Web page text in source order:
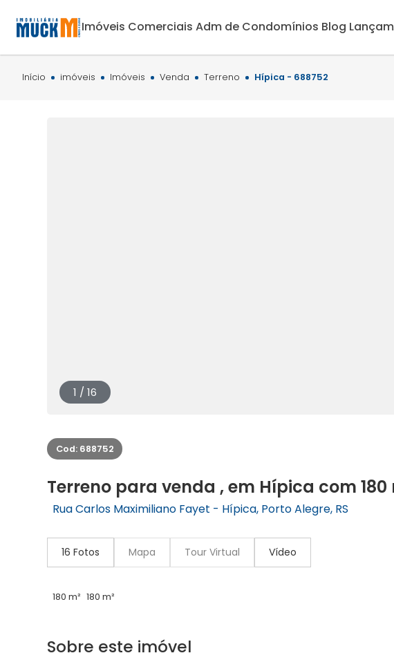
Imóveis Comerciais Adm de Condomínios Blog
Início imóveis Imóveis Venda Terreno Hípica - 688752
1 / 16
Cod: 688752
Terreno para venda , em Hípica com 180
Rua Carlos Maximiliano Fayet - Hípica, Porto Alegre, RS
16 Fotos Mapa Tour Virtual Vídeo
180 m² 180 m²
Sobre este imóvel